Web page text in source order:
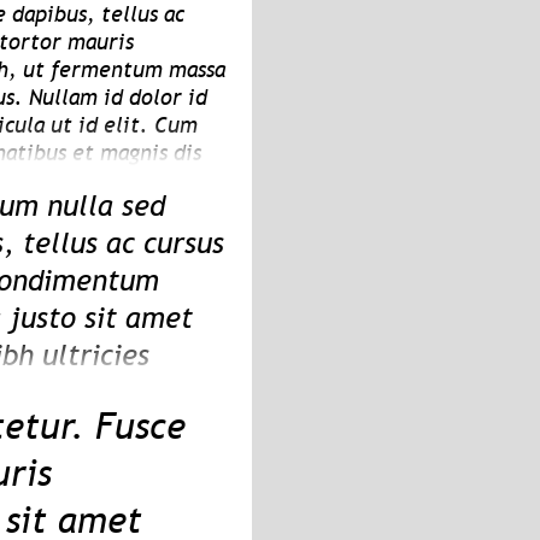
dapibus, tellus ac
mauris
ut fermentum massa
Nullam id dolor id
ut id elit. Cum
et magnis dis
libero, a pharetra
nulla sed
tellus ac cursus
justo sit amet
ultricies
montes,
vitae elit
Fusce
amet